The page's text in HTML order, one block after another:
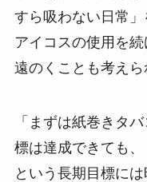
すら吸わない日常」
アイコスの使用を
遠のくことも考えら
「まずは紙巻きタ
標は達成できても、
という長期目標に